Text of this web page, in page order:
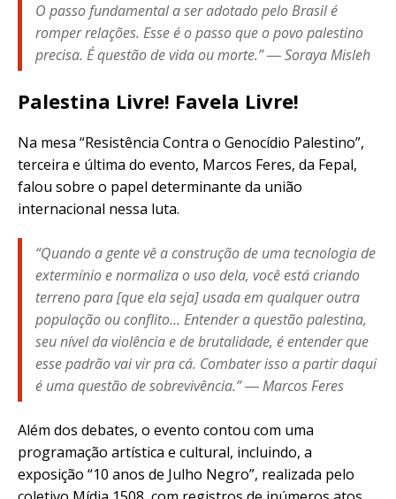
O passo fundamental a ser adotado pelo Brasil é
romper relações. Esse é o passo que o povo palestino
precisa. É questão de vida ou morte.” ― Soraya Misleh
Palestina Livre! Favela Livre!
Na mesa “Resistência Contra o Genocídio Palestino”,
terceira e última do evento, Marcos Feres, da Fepal,
falou sobre o papel determinante da união
internacional nessa luta.
“Quando a gente vê a construção de uma tecnologia de
extermínio e normaliza o uso dela, você está criando
terreno para [que ela seja] usada em qualquer outra
população ou conflito… Entender a questão palestina,
seu nível da violência e de brutalidade, é entender que
esse padrão vai vir pra cá. Combater isso a partir daqui
é uma questão de sobrevivência.” ― Marcos Feres
Além dos debates, o evento contou com uma
programação artística e cultural, incluindo, a
exposição “10 anos de Julho Negro”, realizada pelo